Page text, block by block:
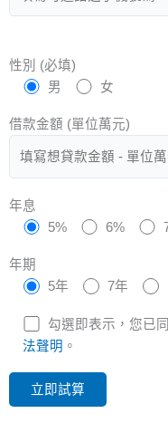
性別 (必填)
男
女
借款金額 (單位萬元)
年息
5%
6%
年期
5年
7年
勾選即表示，您已
法聲明 。